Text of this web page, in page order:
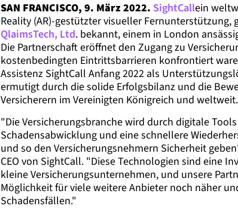
SAN FRANCISCO, 9. März 2022. SightCallein
Reality (AR)-gestützter visueller Fernunterstützung,
QlaimsTech, Ltd. bekannt, einem in London
Die Partnerschaft eröffnet den Zugang zu
kostenbedingten Eintrittsbarrieren konfrontiert
Assistenz SightCall Anfang 2022 als
ermutigt durch die solide Erfolgsbilanz und die
Versicherern im Vereinigten Königreich und weltweit.
"Die Versicherungsbranche wird durch digitale
Schadensabwicklung und eine schnellere
und so den Versicherungsnehmern Sicherheit
CEO von SightCall. "Diese Technologien sind eine
kleine Versicherungsunternehmen, und unsere
Möglichkeit für viele weitere Anbieter noch näher
Schadensfällen."